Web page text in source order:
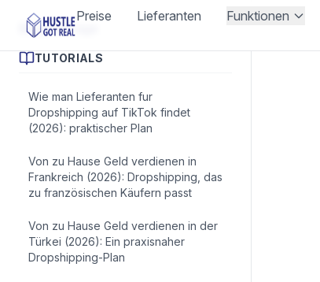
Preise Lieferanten Funktionen
Blogbeiträge
TUTORIALS
Wie man Lieferanten fur
Dropshipping auf TikTok findet
(2026): praktischer Plan
Von zu Hause Geld verdienen in
Frankreich (2026): Dropshipping, das
zu französischen Käufern passt
Von zu Hause Geld verdienen in der
Türkei (2026): Ein praxisnaher
Dropshipping-Plan